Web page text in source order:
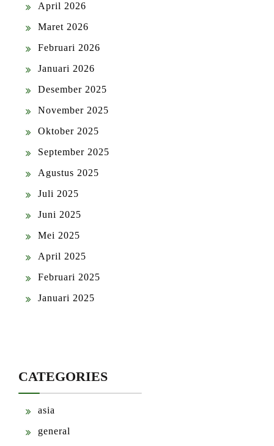
April 2026
Maret 2026
Februari 2026
Januari 2026
Desember 2025
November 2025
Oktober 2025
September 2025
Agustus 2025
Juli 2025
Juni 2025
Mei 2025
April 2025
Februari 2025
Januari 2025
CATEGORIES
asia
general